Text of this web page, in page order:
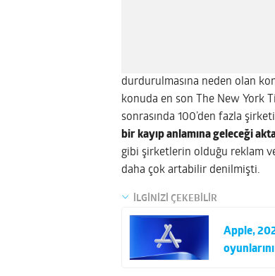
durdurulmasına neden olan
konuda en son The New York
sonrasında 100’den fazla
bir kayıp anlamına geleceği
gibi şirketlerin olduğu reklam
daha çok artabilir denilmişti.
İLGİNİZİ ÇEKEBİLİR
Apple,